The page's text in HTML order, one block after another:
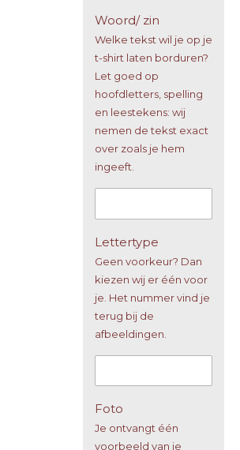
Woord/ zin
Welke tekst wil je op je
t-shirt laten borduren?
Let goed op
hoofdletters, spelling
en leestekens: wij
nemen de tekst exact
over zoals je hem
ingeeft.
Lettertype
Geen voorkeur? Dan
kiezen wij er één voor
je. Het nummer vind je
terug bij de
afbeeldingen.
Foto
Je ontvangt één
voorbeeld van je